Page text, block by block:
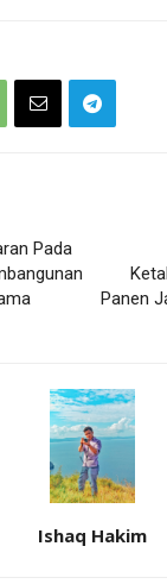
Pada
Panen
Ishaq Hakim